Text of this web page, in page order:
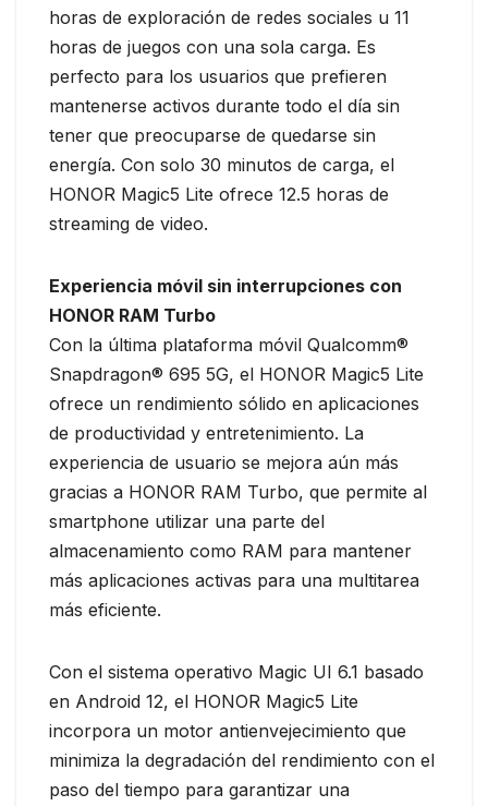
horas de exploración de redes sociales u 11
horas de juegos con una sola carga. Es
perfecto para los usuarios que prefieren
mantenerse activos durante todo el día sin
tener que preocuparse de quedarse sin
energía. Con solo 30 minutos de carga, el
HONOR Magic5 Lite ofrece 12.5 horas de
streaming de video.
Experiencia móvil sin interrupciones con
HONOR RAM Turbo
Con la última plataforma móvil Qualcomm®
Snapdragon® 695 5G, el HONOR Magic5 Lite
ofrece un rendimiento sólido en aplicaciones
de productividad y entretenimiento. La
experiencia de usuario se mejora aún más
gracias a HONOR RAM Turbo, que permite al
smartphone utilizar una parte del
almacenamiento como RAM para mantener
más aplicaciones activas para una multitarea
más eficiente.
Con el sistema operativo Magic UI 6.1 basado
en Android 12, el HONOR Magic5 Lite
incorpora un motor antienvejecimiento que
minimiza la degradación del rendimiento con el
paso del tiempo para garantizar una